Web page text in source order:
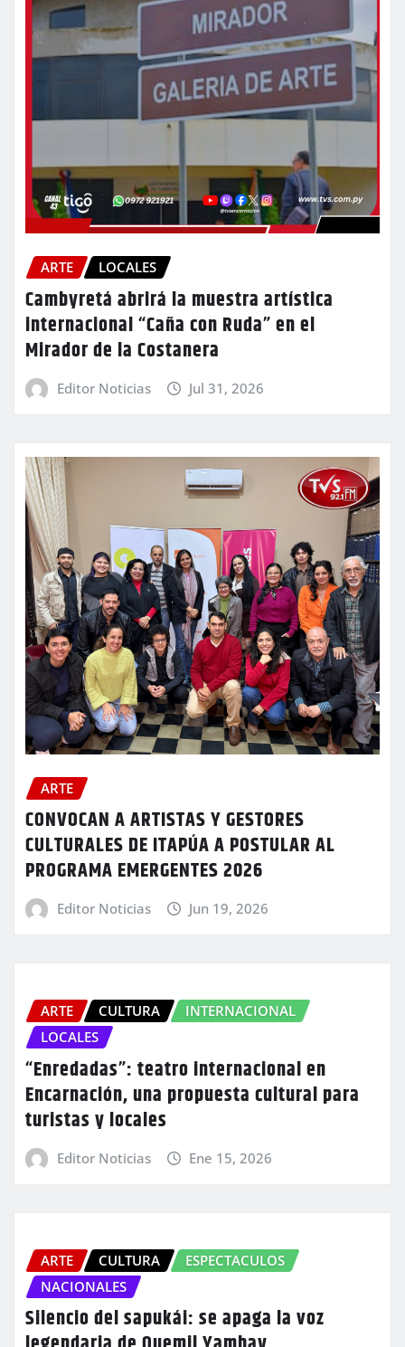
ARTE LOCALES
Cambyretá abrirá la muestra artística
internacional “Caña con Ruda” en el
Mirador de la Costanera
Editor Noticias Jul 31, 2026
ARTE
CONVOCAN A ARTISTAS Y GESTORES
CULTURALES DE ITAPÚA A POSTULAR AL
PROGRAMA EMERGENTES 2026
Editor Noticias Jun 19, 2026
ARTE CULTURA
INTERNACIONAL
LOCALES
“Enredadas”: teatro internacional en
Encarnación, una propuesta cultural para
turistas y locales
Editor Noticias Ene 15, 2026
ARTE CULTURA
ESPECTACULOS
NACIONALES
Silencio del sapukái: se apaga la voz